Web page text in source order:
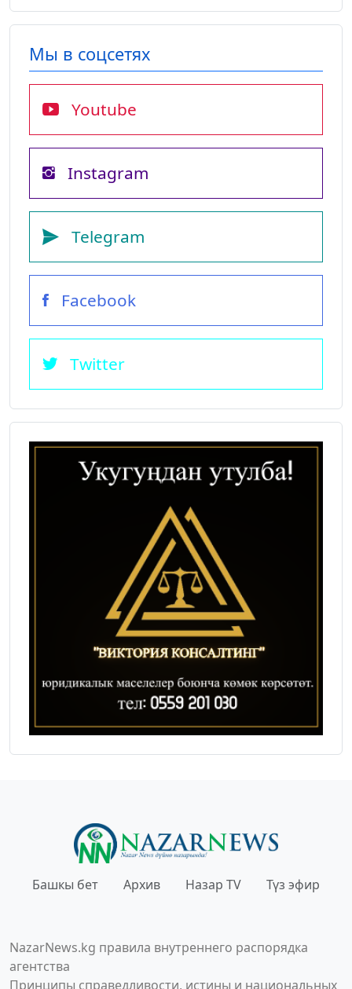
Мы в соцсетях
Youtube
Instagram
Telegram
Facebook
Twitter
Башкы бет Архив Назар TV Түз эфир
NazarNews.kg правила внутреннего распорядка
агентства
Принципы справедливости, истины и национальных